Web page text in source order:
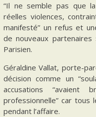
“Il ne semble pas que
réelles violences,
manifesté” un refus et
de nouveaux
Parisien.
Géraldine Vallat, porte-
décision comme un
accusations “avaient
professionnelle” car tous
pendant l’affaire.